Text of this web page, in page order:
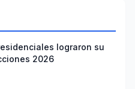
lograron su
2026